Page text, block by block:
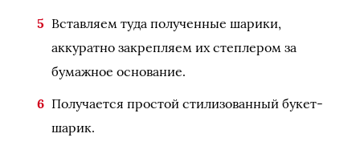
Вставляем туда полученные шарики,
аккуратно закрепляем их степлером за
бумажное основание.
Получается простой стилизованный букет-
шарик.